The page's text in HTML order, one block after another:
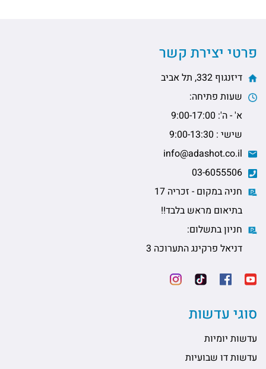
פרטי יצירת קשר
דיזנגוף 332, תל אביב
שעות פתיחה:
א' - ה': 9:00-17:00
שישי : 9:00-13:30
חניה במקום - זכריה 17
בתיאום מראש בלבד!!
חניון בתשלום:
דניאל פרקינג התערוכה 3
סוגי עדשות
עדשות יומיות
עדשות דו שבועיות